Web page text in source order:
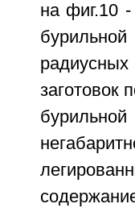
на фиг.10 -
заготовок